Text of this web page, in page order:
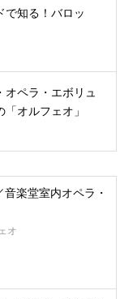
で知る！バロッ
オペラ・エボリュ
オルフェオ」
音楽堂室内オペラ・
オ